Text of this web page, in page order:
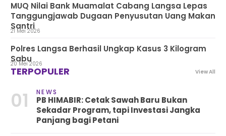
MUQ Nilai Bank Muamalat Cabang Langsa Lepas
Tanggungjawab Dugaan Penyusutan Uang Makan
Santri
21 Mei 2026
Polres Langsa Berhasil Ungkap Kasus 3 Kilogram
Sabu20 Mei 2026
TERPOPULER View All
01 NEWS
PB HIMABIR: Cetak Sawah Baru Bukan
Sekadar Program, tapi Investasi Jangka
Panjang bagi Petani